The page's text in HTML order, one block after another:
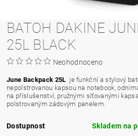
BATOH DAKINE
25L BLACK
Neohodnoceno
June Backpack 25L je funkční a stylový
nepolstrovanou kapsou na notebook,
na příslušenství, pružnými síťovanými
polstrovaným zádovým panelem.
Dostupnost
Skladem na